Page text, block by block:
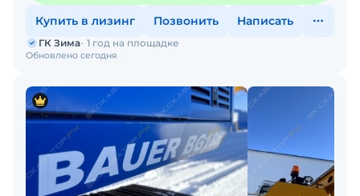
Купить в лизинг Позвонить Написать
Обновлено сегодня
ГК Зима 1 год на площадке